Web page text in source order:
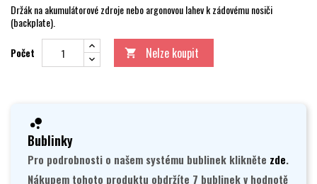
Držák na akumulátorové zdroje nebo argonovou lahev k zádovému nosiči
(backplate).
Počet  Nelze koupit
Bublinky
Pro podrobnosti o našem systému bublinek klikněte zde.
Nákupem tohoto produktu obdržíte 7 bublinek v hodnotě